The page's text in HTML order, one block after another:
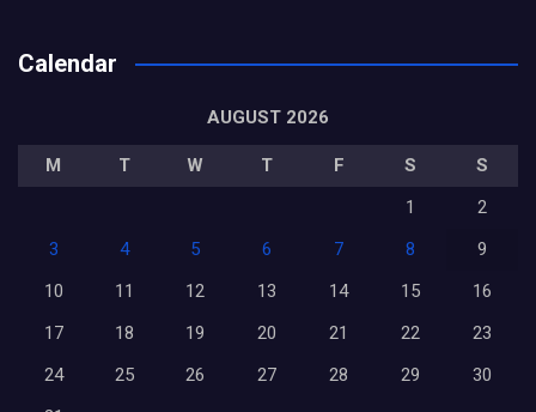
Calendar
AUGUST 2026
M T W T F S
S
1
2
3
4 5 6 7 8
9
10
11 12 13 14 15
16
17
18 19 20 21 22
23
24
25 26 27 28 29
30